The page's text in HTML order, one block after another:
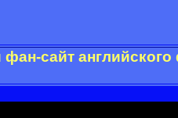
сайт английского